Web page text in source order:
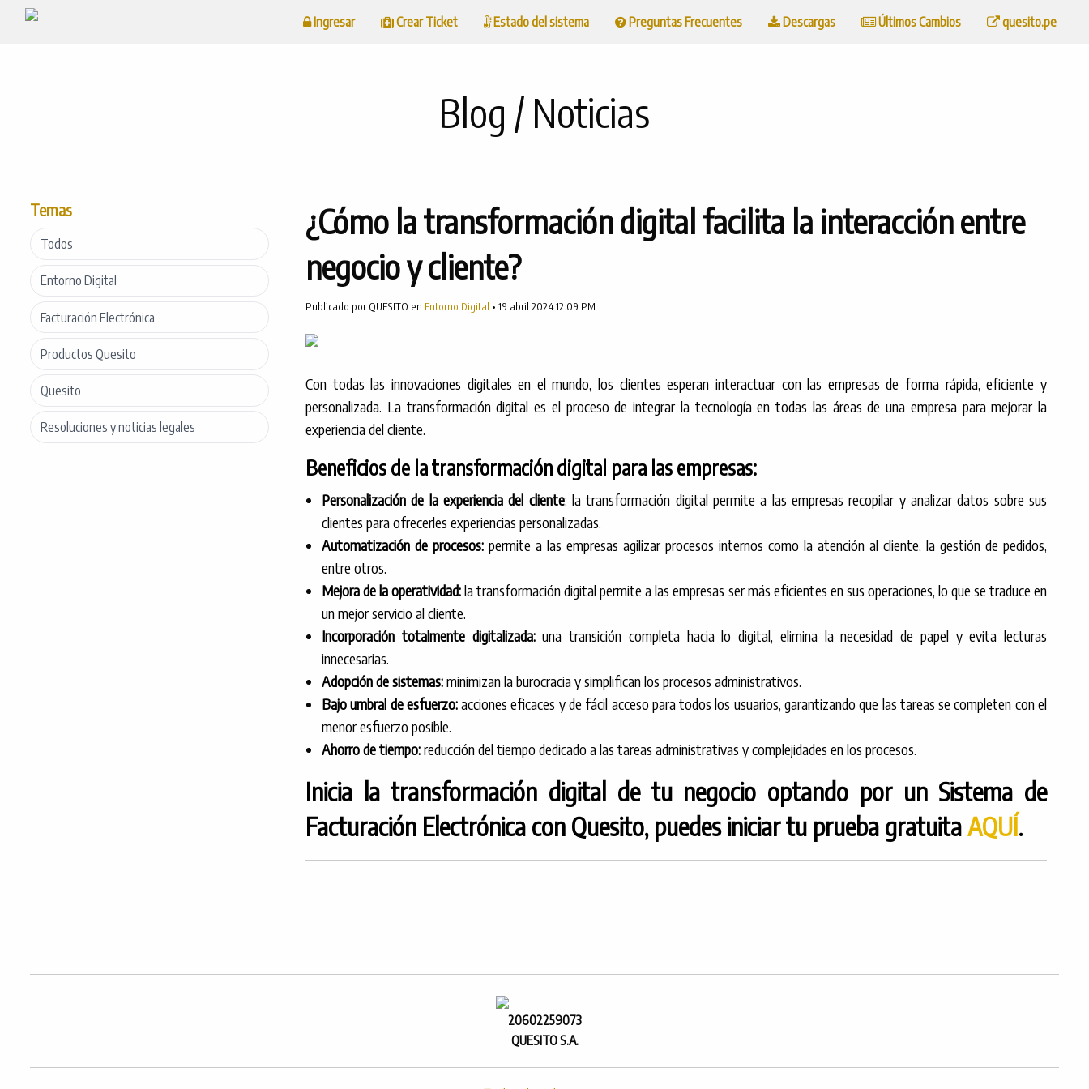
Ingresar Crear Ticket Estado del sistema Preguntas Frecuentes Descargas Últimos Cambios quesito.pe
Blog / Noticias
Temas
Todos
Entorno Digital
Facturación Electrónica
Productos Quesito
Quesito
Resoluciones y noticias legales
¿Cómo la transformación digital facilita la interacción entre
negocio y cliente?
Publicado por QUESITO en Entorno Digital • 19 abril 2024 12:09 PM
Con todas las innovaciones digitales en el mundo, los clientes esperan interactuar con las empresas de forma rápida, eficiente y
personalizada. La transformación digital es el proceso de integrar la tecnología en todas las áreas de una empresa para mejorar la
experiencia del cliente.
Beneficios de la transformación digital para las empresas:
Personalización de la experiencia del cliente: la transformación digital permite a las empresas recopilar y analizar datos sobre sus
clientes para ofrecerles experiencias personalizadas.
Automatización de procesos: permite a las empresas agilizar procesos internos como la atención al cliente, la gestión de pedidos,
entre otros.
Mejora de la operatividad:la transformación digital permite a las empresas ser más eficientes en sus operaciones, lo que se traduce en
un mejor servicio al cliente.
Incorporación totalmente digitalizada:una transición completa hacia lo digital, elimina la necesidad de papel y evita lecturas
innecesarias.
Adopción de sistemas:minimizan la burocracia y simplifican los procesos administrativos.
Bajo umbral de esfuerzo:acciones eficaces y de fácil acceso para todos los usuarios, garantizando que las tareas se completen con el
menor esfuerzo posible.
Ahorro de tiempo:reducción del tiempo dedicado a las tareas administrativas y complejidades en los procesos.
Inicia la transformación digital de tu negocio optando por un Sistema de
Facturación Electrónica con Quesito, puedes iniciar tu prueba gratuitaAQUÍ.
20602259073
QUESITO S.A.